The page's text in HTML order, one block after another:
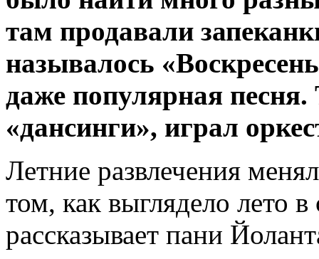
там продавали
называлось
даже популярная
«дансинги», играл
Летние развлечения
том, как выглядело лето
рассказывает пани